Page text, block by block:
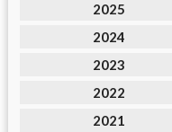
2025
2024
2023
2022
2021